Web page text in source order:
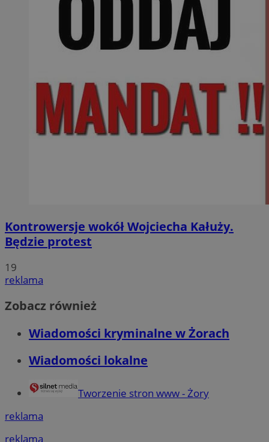
Kontrowersje wokół Wojciecha Kałuży.
Będzie protest
19
reklama
Zobacz również
Wiadomości kryminalne w Żorach
Wiadomości lokalne
Tworzenie stron www - Żory
reklama
reklama